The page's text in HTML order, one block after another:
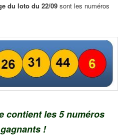
du loto du 22/09 sont les numéros
contient les 5 numéros
gagnants !